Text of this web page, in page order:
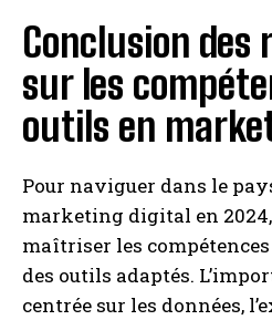
Conclusion des
sur les
outils en
Pour naviguer dans le
marketing digital en
maîtriser les compétences
des outils adaptés.
centrée sur les données,